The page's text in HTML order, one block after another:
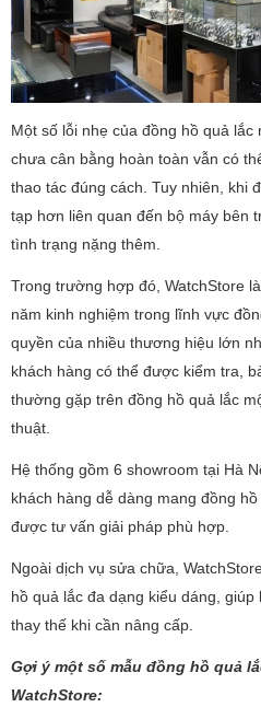
Một số lỗi nhẹ của đồng hồ quả
chưa cân bằng hoàn toàn vẫn có
thao tác đúng cách. Tuy nhiên, khi
tạp hơn liên quan đến bộ máy bên
tình trạng nặng thêm.
Trong trường hợp đó, WatchStore
năm kinh nghiệm trong lĩnh vực
quyền của nhiều thương hiệu lớn
khách hàng có thể được kiểm tra,
thường gặp trên đồng hồ quả lắc
thuật.
Hệ thống gồm 6 showroom tại Hà
khách hàng dễ dàng mang đồng
được tư vấn giải pháp phù hợp.
Ngoài dịch vụ sửa chữa,
hồ quả lắc đa dạng kiểu dáng,
thay thế khi cần nâng cấp.
Gợi ý một số mẫu đồng hồ quả
WatchStore: